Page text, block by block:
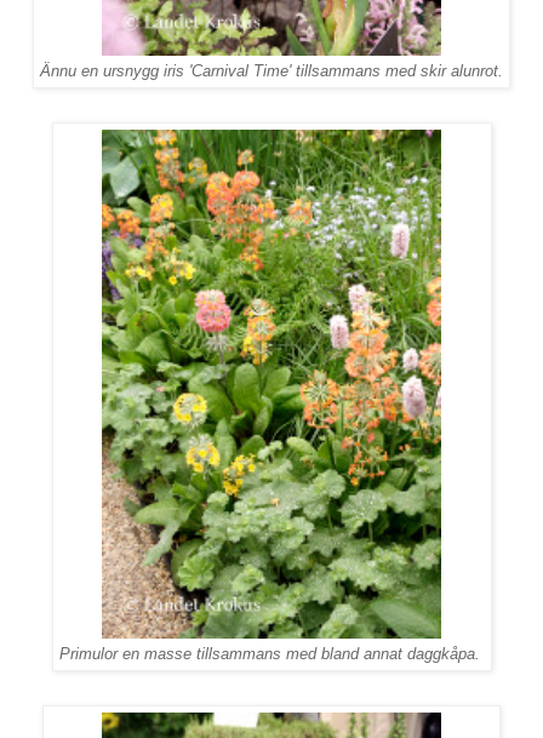
Ännu en ursnygg iris 'Carnival Time' tillsammans med skir alunrot.
Primulor en masse tillsammans med bland annat daggkåpa.